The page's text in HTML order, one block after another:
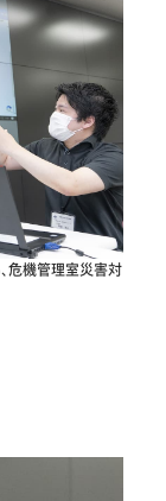
危機管理室災害対